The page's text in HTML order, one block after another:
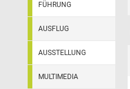
FÜHRUNG
AUSFLUG
AUSSTELLUNG
MULTIMEDIA